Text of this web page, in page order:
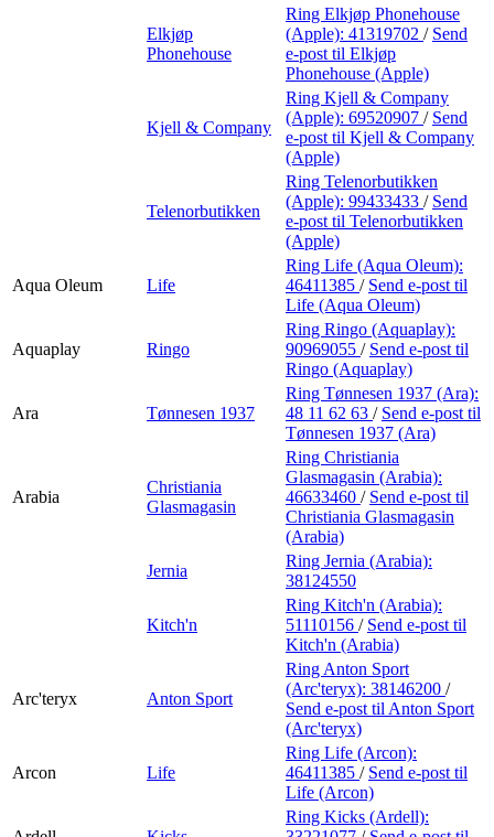
Elkjøp
Phonehouse
Ring Elkjøp Phonehouse
(Apple): 41319702 / Send
e-post til Elkjøp
Phonehouse (Apple)
Kjell & Company
Ring Kjell & Company
(Apple): 69520907 / Send
e-post til Kjell & Company
(Apple)
Telenorbutikken
Ring Telenorbutikken
(Apple): 99433433 / Send
e-post til Telenorbutikken
(Apple)
Aqua Oleum Life
Ring Life (Aqua Oleum):
46411385 / Send e-post til
Life (Aqua Oleum)
Aquaplay Ringo
Ring Ringo (Aquaplay):
90969055 / Send e-post til
Ringo (Aquaplay)
Ara Tønnesen 1937
Ring Tønnesen 1937 (Ara):
48 11 62 63 / Send e-post til
Tønnesen 1937 (Ara)
Arabia
Christiania
Glasmagasin
Ring Christiania
Glasmagasin (Arabia):
46633460 / Send e-post til
Christiania Glasmagasin
(Arabia)
Jernia
Ring Jernia (Arabia):
38124550
Kitch'n
Ring Kitch'n (Arabia):
51110156 / Send e-post til
Kitch'n (Arabia)
Arc'teryx Anton Sport
Ring Anton Sport
(Arc'teryx): 38146200 /
Send e-post til Anton Sport
(Arc'teryx)
Arcon Life
Ring Life (Arcon):
46411385 / Send e-post til
Life (Arcon)
Ring Kicks (Ardell):